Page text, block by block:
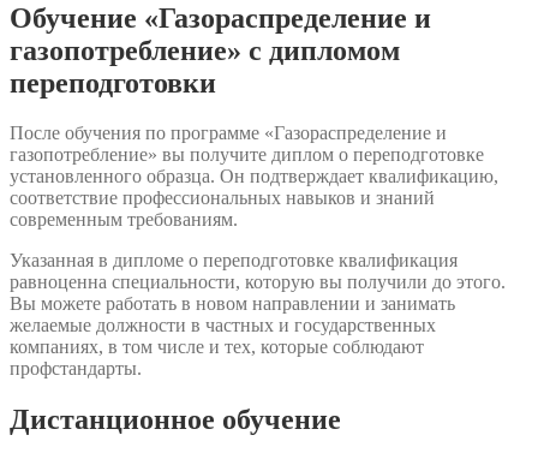
Обучение «Газораспределение и
газопотребление» с дипломом
переподготовки
После обучения по программе «Газораспределение и
газопотребление» вы получите диплом о переподготовке
установленного образца. Он подтверждает квалификацию,
соответствие профессиональных навыков и знаний
современным требованиям.
Указанная в дипломе о переподготовке квалификация
равноценна специальности, которую вы получили до этого.
Вы можете работать в новом направлении и занимать
желаемые должности в частных и государственных
компаниях, в том числе и тех, которые соблюдают
профстандарты.
Дистанционное обучение